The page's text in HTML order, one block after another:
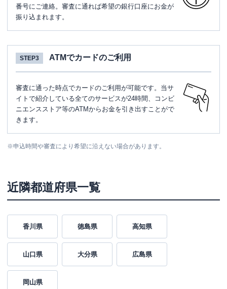
番号にご連絡。審査に通れば希望の銀行口座にお金が
振り込まれます。
STEP3 ATMでカードのご利用
審査に通った時点でカードのご利用が可能です。当サ
イトで紹介している全てのサービスが24時間、コンビ
ニエンスストア等のATMからお金を引き出すことがで
きます。
※申込時間や審査により希望に沿えない場合があります。
近隣都道府県一覧
香川県 徳島県 高知県
山口県 大分県 広島県
岡山県